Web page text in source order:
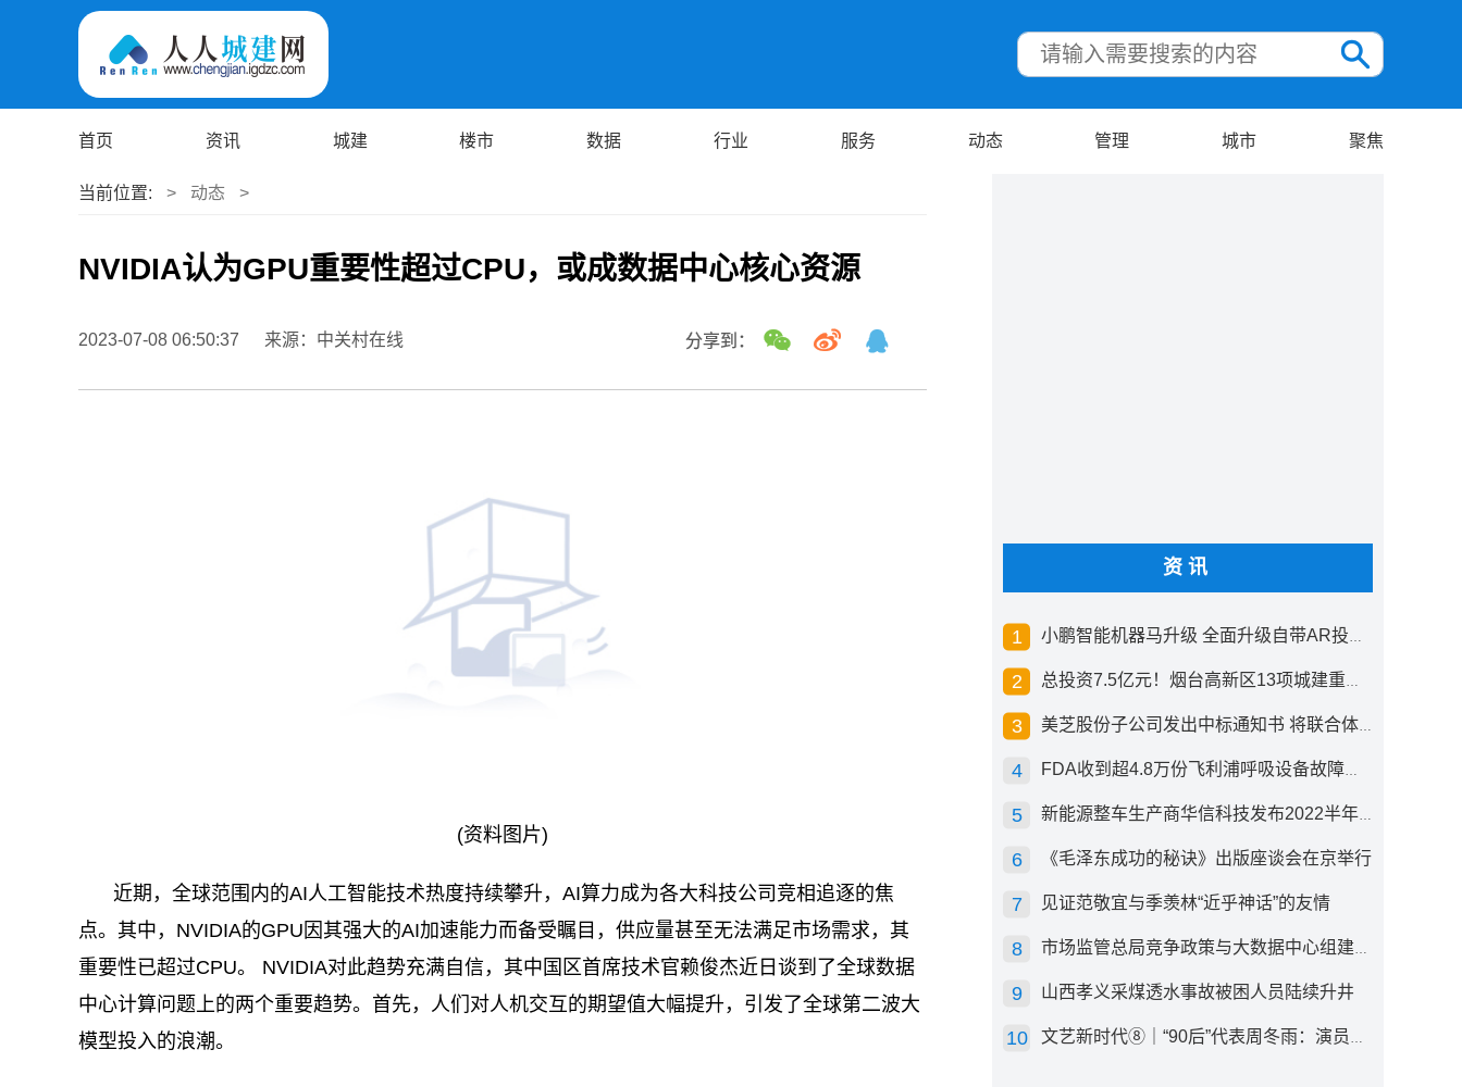
首页 资讯 城建 楼市 数据 行业 服务 动态 管理 城市 聚焦
当前位置: > 动态 >
NVIDIA认为GPU重要性超过CPU，或成数据中心核心资源
2023-07-08 06:50:37 来源：中关村在线 分享到：
(资料图片)
近期，全球范围内的AI人工智能技术热度持续攀升，AI算力成为各大科技公司竞相追逐的焦
点。其中，NVIDIA的GPU因其强大的AI加速能力而备受瞩目，供应量甚至无法满足市场需求，其
重要性已超过CPU。 NVIDIA对此趋势充满自信，其中国区首席技术官赖俊杰近日谈到了全球数据
中心计算问题上的两个重要趋势。首先，人们对人机交互的期望值大幅提升，引发了全球第二波大
模型投入的浪潮。
资讯
小鹏智能机器马升级 全面升级自带AR投影创新交互方式
总投资7.5亿元！烟台高新区13项城建重点工程开工
美芝股份子公司发出中标通知书 将联合体中标1.36亿元总承包项目
FDA收到超4.8万份飞利浦呼吸设备故障报告 其中44份死亡案例
新能源整车生产商华信科技发布2022半年度报告 同比下滑2.92%
《毛泽东成功的秘诀》出版座谈会在京举行
见证范敬宜与季羡林“近乎神话”的友情
市场监管总局竞争政策与大数据中心组建成立
山西孝义采煤透水事故被困人员陆续升井
文艺新时代⑧｜“90后”代表周冬雨：演员心里有底，得靠体验生活